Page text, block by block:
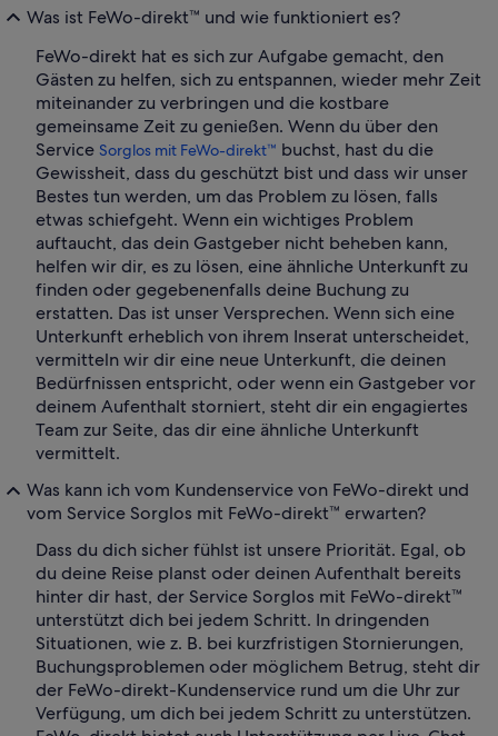
Was ist FeWo-direkt™ und wie funktioniert es?
FeWo-direkt hat es sich zur Aufgabe gemacht, den
Gästen zu helfen, sich zu entspannen, wieder mehr Zeit
miteinander zu verbringen und die kostbare
gemeinsame Zeit zu genießen. Wenn du über den
Service Sorglos mit FeWo-direkt™ buchst, hast du die
Gewissheit, dass du geschützt bist und dass wir unser
Bestes tun werden, um das Problem zu lösen, falls
etwas schiefgeht. Wenn ein wichtiges Problem
auftaucht, das dein Gastgeber nicht beheben kann,
helfen wir dir, es zu lösen, eine ähnliche Unterkunft zu
finden oder gegebenenfalls deine Buchung zu
erstatten. Das ist unser Versprechen. Wenn sich eine
Unterkunft erheblich von ihrem Inserat unterscheidet,
vermitteln wir dir eine neue Unterkunft, die deinen
Bedürfnissen entspricht, oder wenn ein Gastgeber vor
deinem Aufenthalt storniert, steht dir ein engagiertes
Team zur Seite, das dir eine ähnliche Unterkunft
vermittelt.
Was kann ich vom Kundenservice von FeWo-direkt und
vom Service Sorglos mit FeWo-direkt™ erwarten?
Dass du dich sicher fühlst ist unsere Priorität. Egal, ob
du deine Reise planst oder deinen Aufenthalt bereits
hinter dir hast, der Service Sorglos mit FeWo-direkt™
unterstützt dich bei jedem Schritt. In dringenden
Situationen, wie z. B. bei kurzfristigen Stornierungen,
Buchungsproblemen oder möglichem Betrug, steht dir
der FeWo-direkt-Kundenservice rund um die Uhr zur
Verfügung, um dich bei jedem Schritt zu unterstützen.